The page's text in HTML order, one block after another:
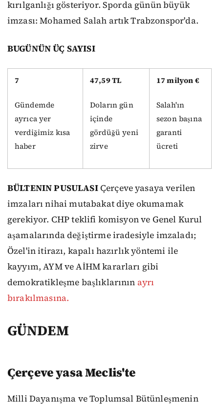
kırılganlığı gösteriyor. Sporda günün büyük
imzası: Mohamed Salah artık Trabzonspor'da.
BUGÜNÜN ÜÇ SAYISI
7
Gündemde
ayrıca yer
verdiğimiz kısa
haber
47,59 TL
Doların gün
içinde
gördüğü yeni
zirve
17 milyon €
Salah'ın
sezon başına
garanti
ücreti
BÜLTENIN PUSULASIÇerçeve yasaya verilen
imzaları nihai mutabakat diye okumamak
gerekiyor. CHP teklifi komisyon ve Genel Kurul
aşamalarında değiştirme iradesiyle imzaladı;
Özel'in itirazı, kapalı hazırlık yöntemi ile
kayyım, AYM ve AİHM kararları gibi
demokratikleşme başlıklarının ayrı
bırakılmasına.
GÜNDEM
Çerçeve yasa Meclis'te
Milli Dayanışma ve Toplumsal Bütünleşmenin